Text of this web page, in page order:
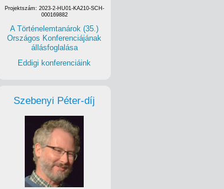
Projektszám: 2023-2-HU01-KA210-SCH-
000169882
A Történelemtanárok (35.)
Országos Konferenciájának
állásfoglalása
Eddigi konferenciáink
Szebenyi Péter-díj